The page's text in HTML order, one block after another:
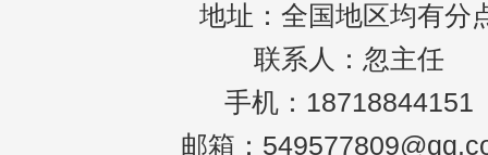
地址：全国地区均有分
联系人：忽主任
手机：18718844151
邮箱：